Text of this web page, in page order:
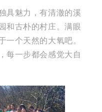
具魅力，有清澈的溪
和古朴的村庄。满眼
一个天然的大氧吧。
每一步都会感觉大自